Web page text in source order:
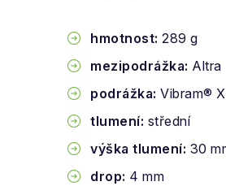
hmotnost: 289 g
mezipodrážka: Altra
podrážka: Vibram®
tlumení: střední
výška tlumení: 30
drop: 4 mm